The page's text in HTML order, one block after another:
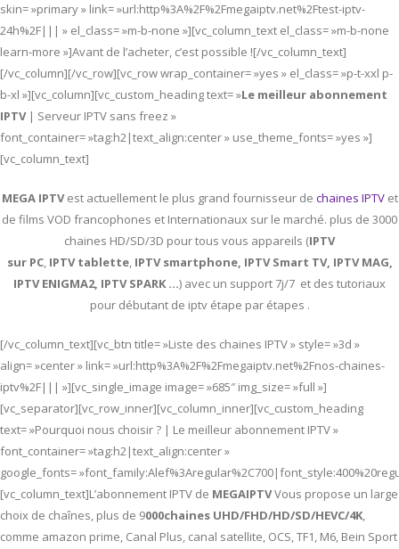
skin= »primary » link= »url:http%3A%2F%2Fmegaiptv.net%2Ftest-iptv-
24h%2F||| » el_class= »m-b-none »][vc_column_text el_class= »m-b-none
learn-more »]Avant de l’acheter, c’est possible ![/vc_column_text]
[/vc_column][/vc_row][vc_row wrap_container= »yes » el_class= »p-t-xxl p-
b-xl »][vc_column][vc_custom_heading text= »Le meilleur abonnement
IPTV | Serveur IPTV sans freez »
font_container= »tag:h2|text_align:center » use_theme_fonts= »yes »]
[vc_column_text]
MEGA IPTVest actuellement le plus grand fournisseur de chaines IPTVet
de films VOD francophones et Internationaux sur le marché. plus de 3000
chaines HD/SD/3D pour tous vous appareils (IPTV
sur PC, IPTVtablette, IPTVsmartphone, IPTV Smart TV, IPTV MAG,
IPTV ENIGMA2, IPTV SPARK …) avec un support 7j/7 et des tutoriaux
pour débutant de iptv étape par étapes .
[/vc_column_text][vc_btn title= »Liste des chaines IPTV » style= »3d »
align= »center » link= »url:http%3A%2F%2Fmegaiptv.net%2Fnos-chaines-
iptv%2F||| »][vc_single_image image= »685″ img_size= »full »]
[vc_separator][vc_row_inner][vc_column_inner][vc_custom_heading
text= »Pourquoi nous choisir ? | Le meilleur abonnement IPTV »
font_container= »tag:h2|text_align:center »
google_fonts=
[vc_column_text]L’abonnement IPTV de MEGAIPTVVous propose un large
choix de chaînes, plus de 9000chaines UHD/FHD/HD/SD/HEVC/4K,
comme amazon prime, Canal Plus, canal satellite, OCS, TF1, M6, Bein Sport